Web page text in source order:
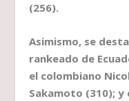
(256).
Asimismo, se
rankeado de
el colombiano
Sakamoto (310); y